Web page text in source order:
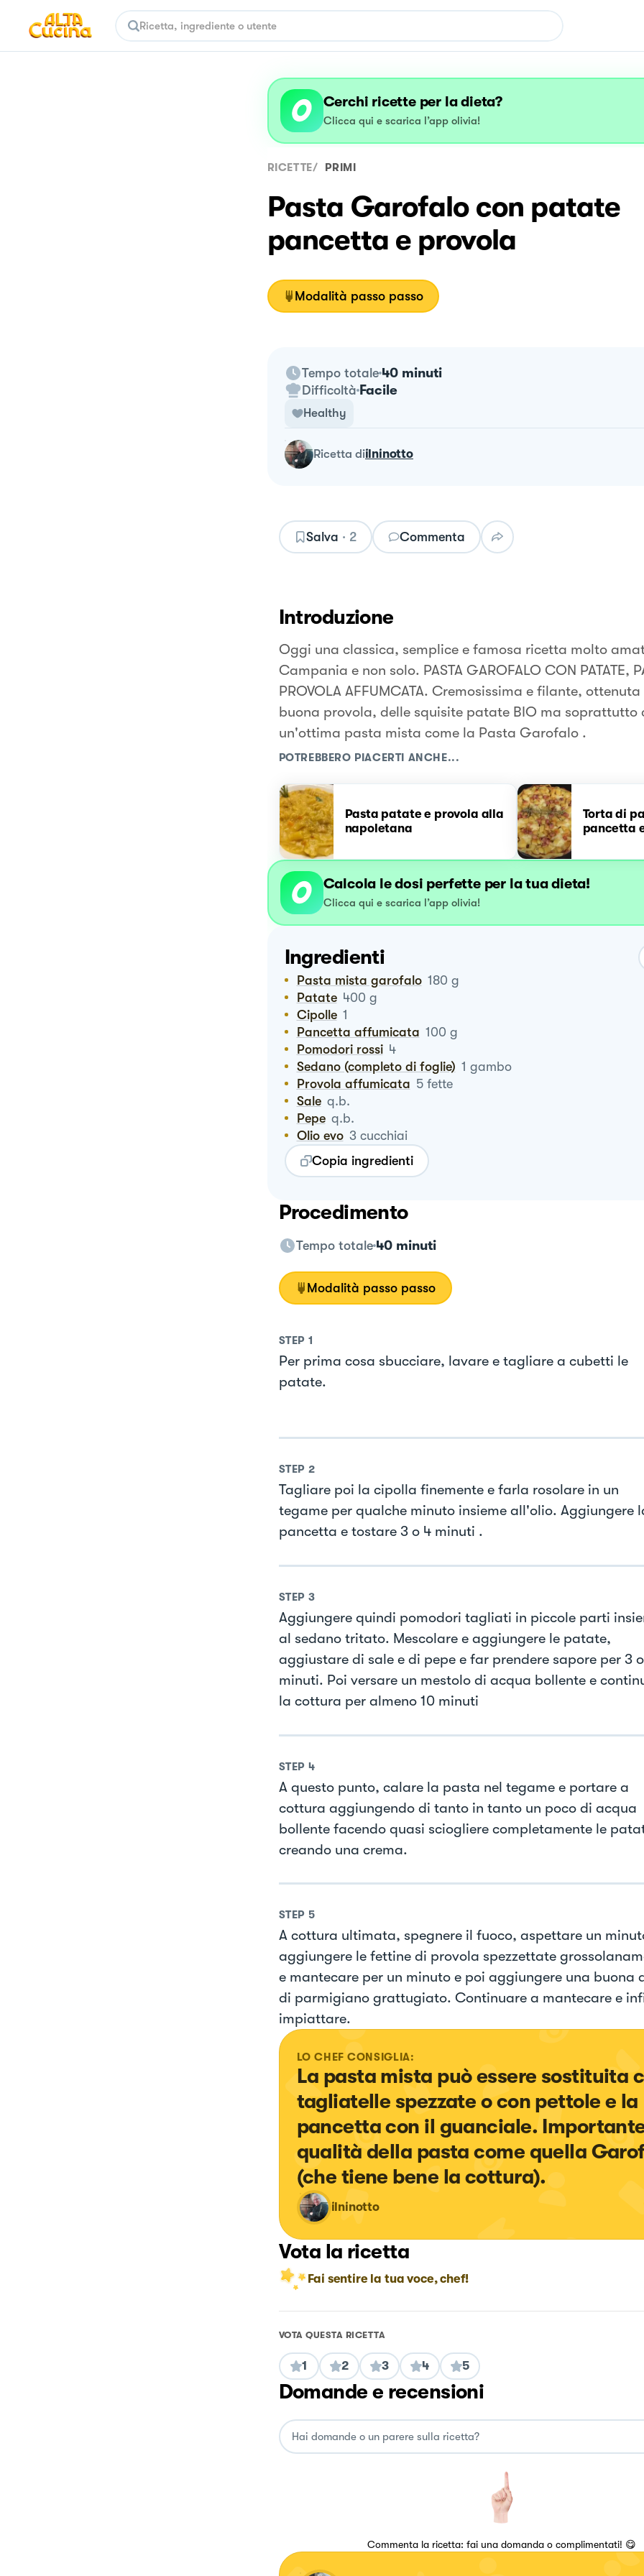
Cerchi ricette per la dieta?
Clicca qui e scarica l’app olivia!
RICETTE/ PRIMI
Pasta Garofalo con patate
pancetta e provola
Modalità passo passo
Tempo totale 40 minuti
Difficoltà Facile
Healthy
ricetta diilninotto
Salva · 2 Commenta
Introduzione
Oggi una classica, semplice e famosa ricetta molto
Campania e non solo. PASTA GAROFALO CON PATATE,
PROVOLA AFFUMCATA. Cremosissima e filante,
buona provola, delle squisite patate BIO ma soprattutto
un'ottima pasta mista come la Pasta Garofalo .
POTREBBERO PIACERTI ANCHE...
Pasta patate e provola alla
napoletana
Torta di
pancetta
Calcola le dosi perfette per la tua dieta!
Clicca qui e scarica l’app olivia!
Ingredienti
Pasta mista garofalo 180 g
Patate 400 g
Cipolle 1
Pancetta affumicata 100 g
Pomodori rossi 4
Sedano (completo di foglie) 1 gambo
Provola affumicata 5 fette
Sale q.b.
Pepe q.b.
Olio evo 3 cucchiai
Copia ingredienti
Procedimento
Tempo totale 40 minuti
Modalità passo passo
STEP 1
Per prima cosa sbucciare, lavare e tagliare a cubetti le
patate.
STEP 2
Tagliare poi la cipolla finemente e farla rosolare in un
tegame per qualche minuto insieme all'olio. Aggiungere
pancetta e tostare 3 o 4 minuti .
STEP 3
Aggiungere quindi pomodori tagliati in piccole parti
al sedano tritato. Mescolare e aggiungere le patate,
aggiustare di sale e di pepe e far prendere sapore per 3
minuti. Poi versare un mestolo di acqua bollente e
la cottura per almeno 10 minuti
STEP 4
A questo punto, calare la pasta nel tegame e portare a
cottura aggiungendo di tanto in tanto un poco di acqua
bollente facendo quasi sciogliere completamente le
creando una crema.
STEP 5
A cottura ultimata, spegnere il fuoco, aspettare un
aggiungere le fettine di provola spezzettate
e mantecare per un minuto e poi aggiungere una buona
di parmigiano grattugiato. Continuare a mantecare e
impiattare.
LO CHEF CONSIGLIA:
La pasta mista può essere sostituita
tagliatelle spezzate o con pettole e la
pancetta con il guanciale.
qualità della pasta come quella
(che tiene bene la cottura).
ilninotto
Vota la ricetta
Fai sentire la tua voce, chef!
VOTA QUESTA RICETTA
1 2 3 4 5
Domande e recensioni
Commenta la ricetta: fai una domanda o complimentati! 😋